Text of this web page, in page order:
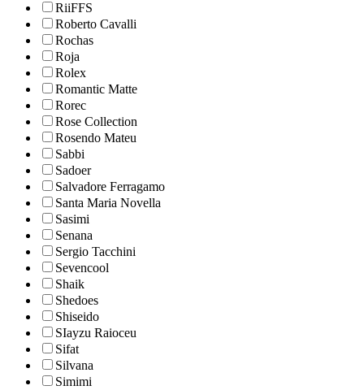
RiiFFS
Roberto Cavalli
Rochas
Roja
Rolex
Romantic Matte
Rorec
Rose Collection
Rosendo Mateu
Sabbi
Sadoer
Salvadore Ferragamo
Santa Maria Novella
Sasimi
Senana
Sergio Tacchini
Sevencool
Shaik
Shedoes
Shiseido
SIayzu Raioceu
Sifat
Silvana
Simimi